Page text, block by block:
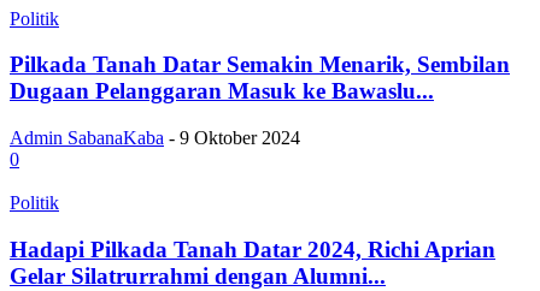
Politik
Pilkada Tanah Datar Semakin Menarik, Sembilan
Dugaan Pelanggaran Masuk ke Bawaslu...
Admin SabanaKaba - 9 Oktober 2024
0
Politik
Hadapi Pilkada Tanah Datar 2024, Richi Aprian
Gelar Silatrurrahmi dengan Alumni...